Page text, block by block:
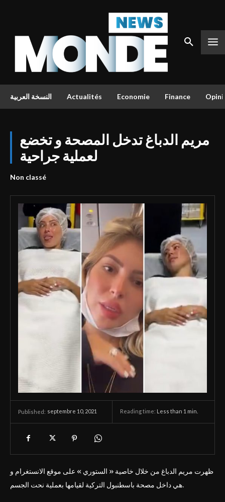
النسخة العربية Actualités Economie Finance
مريم الدباغ تدخل المصحة و تخضع
لعملية جراحية
Non classé
Published: septembre 10, 2021 Reading time: Less than 1 min.
ظهرت مريم الدباغ من خلال خاصية « الستوري » على موقع الانستغرام و
هي داخل مصحة باسطنبول التركية لقيامها بعملية نحت الجسم.